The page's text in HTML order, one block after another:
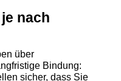
nach
über
Bindung:
sicher, dass Sie